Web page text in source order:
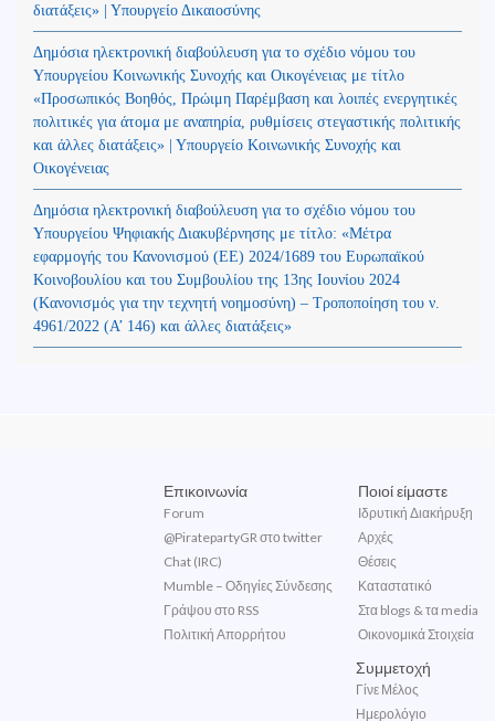
διατάξεις» | Υπουργείο Δικαιοσύνης
Δημόσια ηλεκτρονική διαβούλευση για το σχέδιο νόμου του
Υπουργείου Κοινωνικής Συνοχής και Οικογένειας με τίτλο
«Προσωπικός Βοηθός, Πρώιμη Παρέμβαση και λοιπές ενεργητικές
πολιτικές για άτομα με αναπηρία, ρυθμίσεις στεγαστικής πολιτικής
και άλλες διατάξεις» | Υπουργείο Κοινωνικής Συνοχής και
Οικογένειας
Δημόσια ηλεκτρονική διαβούλευση για το σχέδιο νόμου του
Υπουργείου Ψηφιακής Διακυβέρνησης με τίτλο: «Μέτρα
εφαρμογής του Κανονισμού (ΕΕ) 2024/1689 του Ευρωπαϊκού
Κοινοβουλίου και του Συμβουλίου της 13ης Ιουνίου 2024
(Kανονισμός για την τεχνητή νοημοσύνη) – Τροποποίηση του ν.
4961/2022 (Α’ 146) και άλλες διατάξεις»
Επικοινωνία
Forum
@PiratepartyGR στο twitter
Chat (IRC)
Mumble – Οδηγίες Σύνδεσης
Γράψου στο RSS
Πολιτική Απορρήτου
Ποιοί είμαστε
Ιδρυτική Διακήρυξη
Αρχές
Θέσεις
Καταστατικό
Στα blogs & τα media
Οικονομικά Στοιχεία
Συμμετοχή
Γίνε Μέλος
Ημερολόγιο